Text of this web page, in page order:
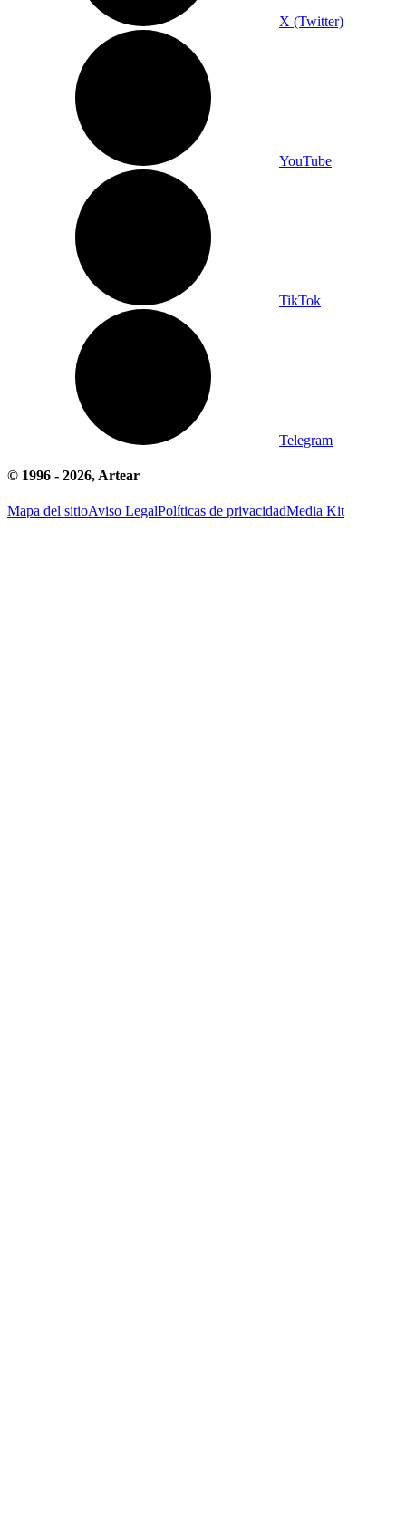
X (Twitter)
YouTube
TikTok
Telegram
© 1996 - 2026, Artear
Mapa del sitioAviso LegalPolíticas de privacidadMedia Kit